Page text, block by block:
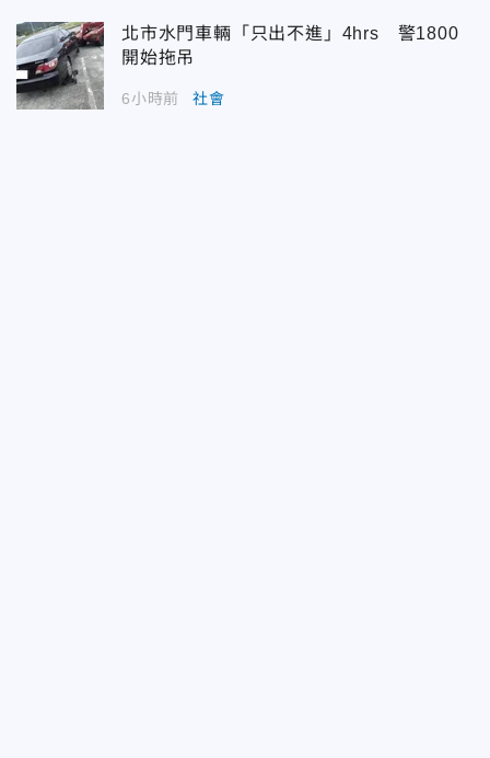
北市水門車輛「只出不進」4hrs 警1800
開始拖吊
6小時前 社會